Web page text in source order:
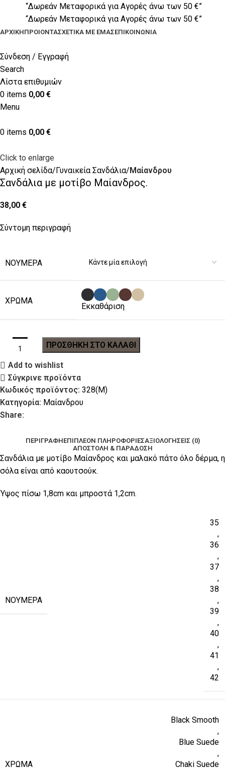
“Δωρεάν Μεταφορικά για Αγορές άνω των 50 €”
“Δωρεάν Μεταφορικά για Αγορές άνω των 50 €”
ΑΡΧΙΚΉΠΡΟΙΟΝΤΑΣΧΕΤΙΚΆ ΜΕ ΕΜΆΣΕΠΙΚΟΙΝΩΝΊΑ
Σύνδεση / Εγγραφή
Search
Λίστα επιθυμιών
0 items 0,00 €
Menu
0 items 0,00 €
Click to enlarge
Αρχική σελίδα Γυναικεία Σανδάλια Μαίανδρου
Σανδάλια με μοτίβο Μαίανδρος.
38,00 €
Σύντομη περιγραφή
ΝΟΎΜΕΡΑ
ΧΡΏΜΑ
Εκκαθάριση
ΠΡΟΣΘΉΚΗ ΣΤΟ ΚΑΛΆΘΙ
Add to wishlist
Σύγκρινε προϊόντα
Κωδικός προϊόντος: 328(Μ)
Κατηγορία: Μαίανδρου
Share:
ΠΕΡΙΓΡΑΦΉΕΠΙΠΛΈΟΝ ΠΛΗΡΟΦΟΡΊΕΣΑΞΙΟΛΟΓΉΣΕΙΣ (0)
ΑΠΟΣΤΟΛΉ & ΠΑΡΆΔΟΣΗ
Σανδάλια με μοτίβο Μαίανδρος και μαλακό πάτο όλο δέρμα, η
σόλα είναι από καουτσούκ.
Ύψος πίσω 1,8cm και μπροστά 1,2cm.
ΝΟΎΜΕΡΑ
35
,
36
,
37
,
38
,
39
,
40
,
41
,
42
ΧΡΏΜΑ
Black Smooth
,
Blue Suede
,
Chaki Suede